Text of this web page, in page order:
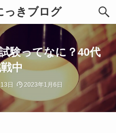
っきブログ
験ってなに？40代
中
日 2023年1月6日